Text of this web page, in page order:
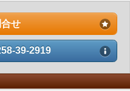
せ
39-2919